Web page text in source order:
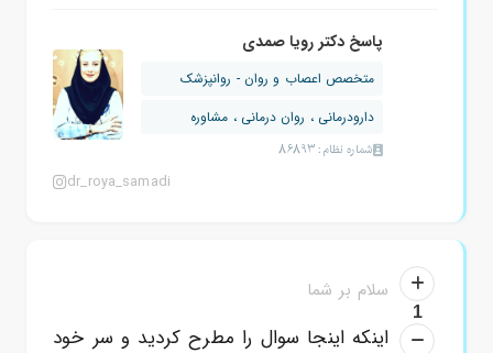
پاسخ دکتر رویا صمدی
متخصص اعصاب و روان - روانپزشک
دارودرمانی ، روان درمانی ، مشاوره
شماره نظام: 86893
dr_roya_samadi
1
سلام بر شما
اینکه اینجا سوال را مطرح کردید و سر خود